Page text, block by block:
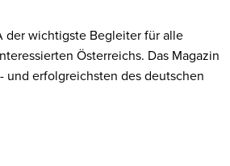
der wichtigste Begleiter für alle
Österreichs. Das Magazin
und erfolgreichsten des deutschen